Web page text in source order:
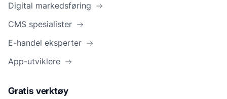
Digital markedsføring
CMS spesialister
E-handel eksperter
App-utviklere
Gratis verktøy